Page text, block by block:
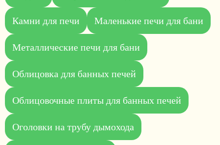
Камни для печи Маленькие печи для бани
Металлические печи для бани
Облицовка для банных печей
Облицовочные плиты для банных печей
Оголовки на трубу дымохода